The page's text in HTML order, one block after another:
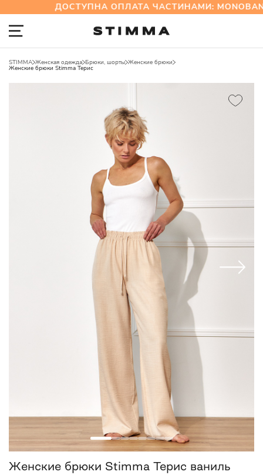
ДОСТУПНА ОПЛАТА ЧАСТИНАМИ:
STIMMA Женская одежда Брюки, шорты Женские брюки
Женские брюки Stimma Терис
Женские брюки Stimma Терис ваниль